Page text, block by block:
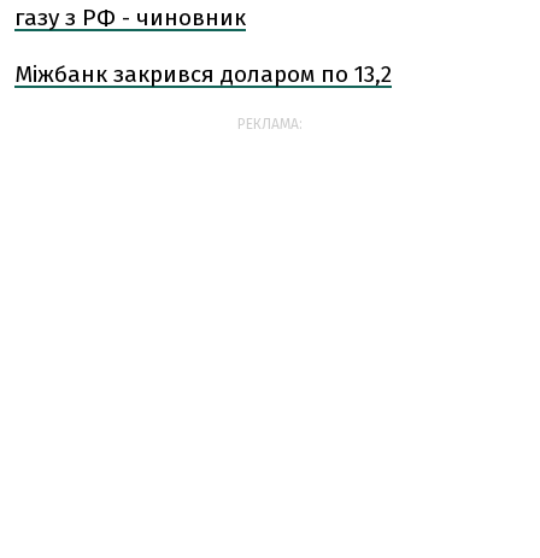
газу з РФ - чиновник
Міжбанк закрився доларом по 13,2
РЕКЛАМА: